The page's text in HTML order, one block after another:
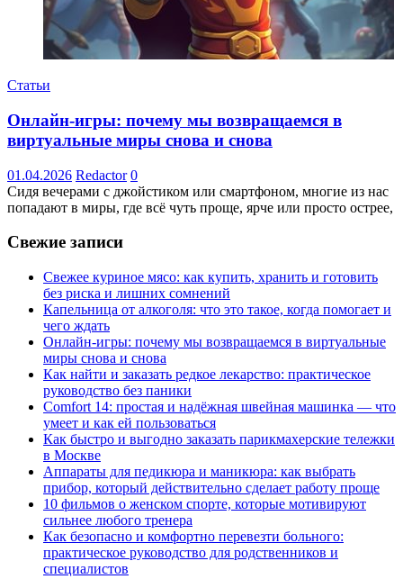
Статьи
Онлайн-игры: почему мы возвращаемся в
виртуальные миры снова и снова
01.04.2026 Redactor 0
Сидя вечерами с джойстиком или смартфоном, многие из нас
попадают в миры, где всё чуть проще, ярче или просто острее,
Свежие записи
Свежее куриное мясо: как купить, хранить и готовить
без риска и лишних сомнений
Капельница от алкоголя: что это такое, когда помогает и
чего ждать
Онлайн-игры: почему мы возвращаемся в виртуальные
миры снова и снова
Как найти и заказать редкое лекарство: практическое
руководство без паники
Comfort 14: простая и надёжная швейная машинка — что
умеет и как ей пользоваться
Как быстро и выгодно заказать парикмахерские тележки
в Москве
Аппараты для педикюра и маникюра: как выбрать
прибор, который действительно сделает работу проще
10 фильмов о женском спорте, которые мотивируют
сильнее любого тренера
Как безопасно и комфортно перевезти больного:
практическое руководство для родственников и
специалистов